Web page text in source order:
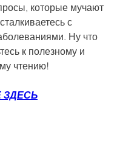
которые мучают
с
Ну что
к полезному и
чтению!
ЗДЕСЬ